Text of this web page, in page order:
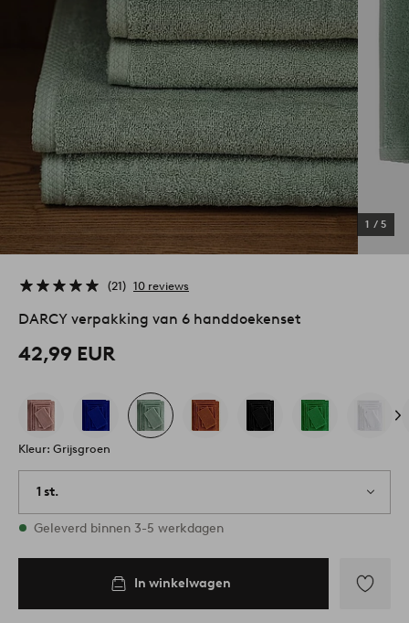
1 / 5
21 10 reviews
DARCY verpakking van 6 handdoekenset
42,99 EUR
Kleur: Grijsgroen
1 st.
Op voorraad
Geleverd binnen 3-5 werkdagen
In winkelwagen